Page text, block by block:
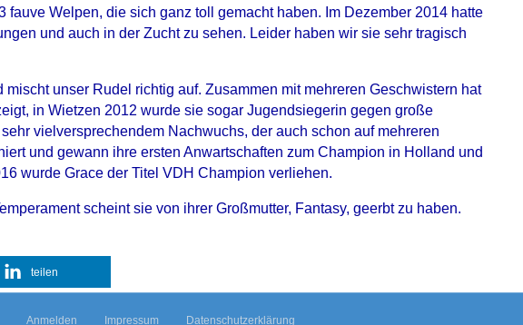
Welpen, die sich ganz toll gemacht haben. Im Dezember 2014 hatte
und auch in der Zucht zu sehen. Leider haben wir sie sehr tragisch
unser Rudel richtig auf. Zusammen mit mehreren Geschwistern hat
in Wietzen 2012 wurde sie sogar Jugendsiegerin gegen große
vielversprechendem Nachwuchs, der auch schon auf mehreren
und gewann ihre ersten Anwartschaften zum Champion in Holland und
wurde Grace der Titel VDH Champion verliehen.
scheint sie von ihrer Großmutter, Fantasy, geerbt zu haben.
teilen
Anmelden Impressum Datenschutzerklärung